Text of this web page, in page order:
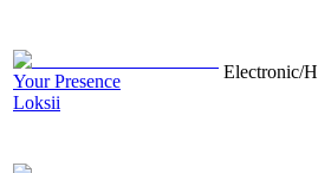
Your Presence
Loksii
Electronic/